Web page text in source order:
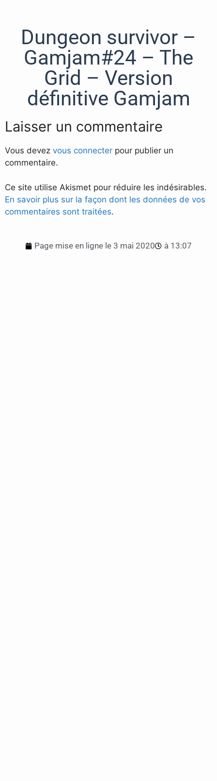
Dungeon survivor –
Gamjam#24 – The
Grid – Version
définitive Gamjam
Laisser un commentaire
Vous devez vous connecter pour publier un
commentaire.
Ce site utilise Akismet pour réduire les indésirables.
En savoir plus sur la façon dont les données de vos
commentaires sont traitées.
Page mise en ligne le 3 mai 2020 à 13:07